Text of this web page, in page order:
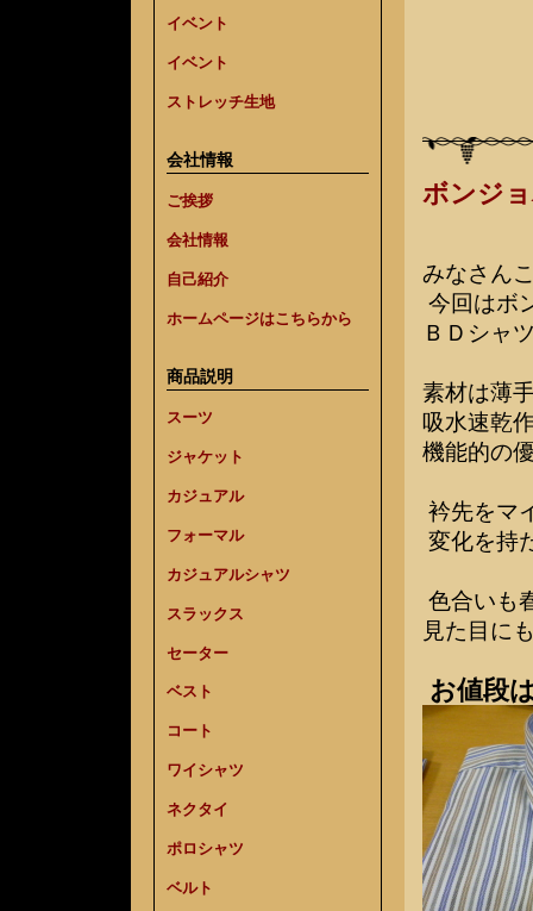
イベント
イベント
ストレッチ生地
会社情報
ご挨拶
会社情報
自己紹介
ホームページはこちらから
商品説明
スーツ
ジャケット
カジュアル
フォーマル
カジュアルシャツ
スラックス
セーター
ベスト
コート
ワイシャツ
ネクタイ
ポロシャツ
ベルト
ボンジ
みなさん
今回はボ
ＢＤシャ
素材は薄
吸水速乾
機能的の
衿先をマ
変化を持
色合いも
見た目に
お値段